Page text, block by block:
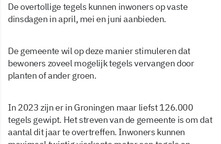
De overtollige tegels kunnen inwoners op vaste
dinsdagen in april, mei en juni aanbieden.
De gemeente wil op deze manier stimuleren dat
bewoners zoveel mogelijk tegels vervangen door
planten of ander groen.
In 2023 zijn er in Groningen maar liefst 126.000
tegels gewipt. Het streven van de gemeente is om dat
aantal dit jaar te overtreffen. Inwoners kunnen